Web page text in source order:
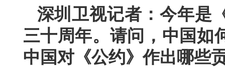
深圳卫视记者：今年是
三十周年。请问，中国如
中国对《公约》作出哪些